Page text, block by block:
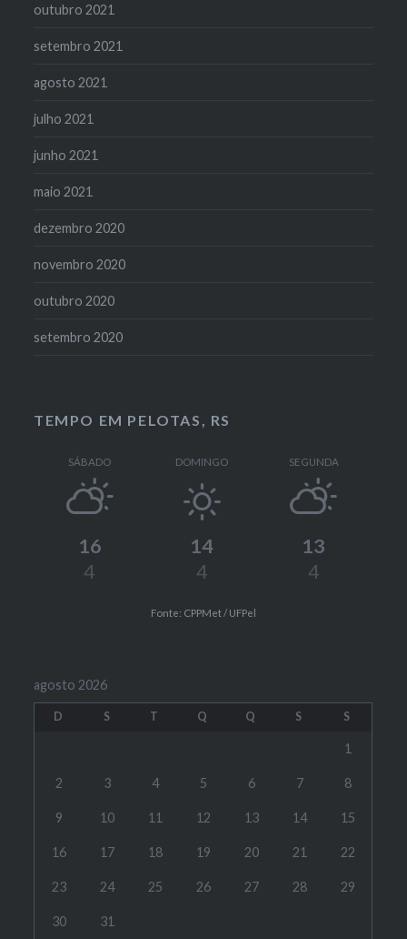
outubro 2021
setembro 2021
agosto 2021
julho 2021
junho 2021
maio 2021
dezembro 2020
novembro 2020
outubro 2020
setembro 2020
TEMPO EM PELOTAS, RS
SÁBADO
16
4
DOMINGO
14
4
SEGUNDA
13
4
Fonte: CPPMet / UFPel
agosto 2026
D S T Q Q S S
1
2 3 4 5 6 7 8
9 10 11 12 13 14 15
16 17 18 19 20 21 22
23 24 25 26 27 28 29
30 31